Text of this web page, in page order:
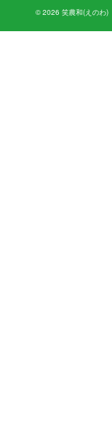
© 2026 笑農和(えのわ)